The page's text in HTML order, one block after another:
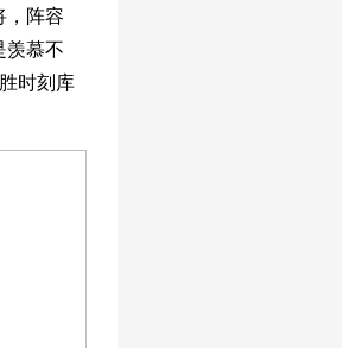
，阵容
羡慕不
时刻库